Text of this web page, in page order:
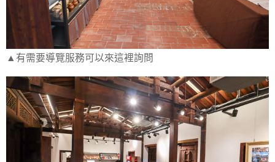
▲有需要導覽服務可以來這裡詢問